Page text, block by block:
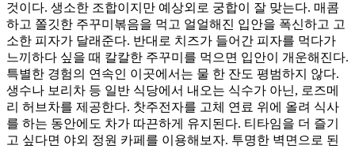
것이다. 생소한 조합이지만 예상외로 궁합이 잘 맞는다. 매콤
하고 쫄깃한 주꾸미볶음을 먹고 얼얼해진 입안을 폭신하고 고
소한 피자가 달래준다. 반대로 치즈가 들어간 피자를 먹다가
느끼하다 싶을 때 칼칼한 주꾸미를 먹으면 입안이 개운해진다.
특별한 경험의 연속인 이곳에서는 물 한 잔도 평범하지 않다.
생수나 보리차 등 일반 식당에서 내오는 식수가 아닌, 로즈메
리 허브차를 제공한다. 찻주전자를 고체 연료 위에 올려 식사
를 하는 동안에도 차가 따끈하게 유지된다. 티타임을 더 즐기
고 싶다면 야외 정원 카페를 이용해보자. 투명한 벽면으로 된